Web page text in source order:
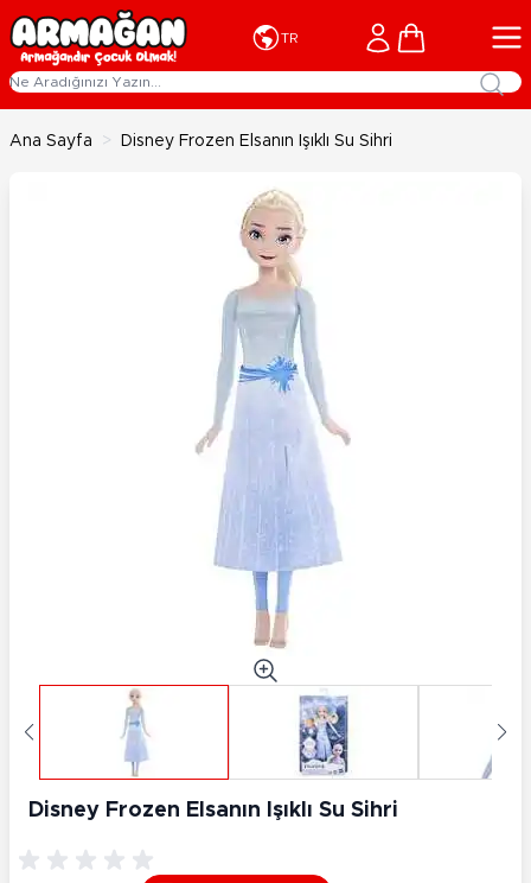
İçeriğe geç
TR Cart
Ana Sayfa > Disney Frozen Elsanın Işıklı Su Sihri
Disney Frozen Elsanın Işıklı Su Sihri